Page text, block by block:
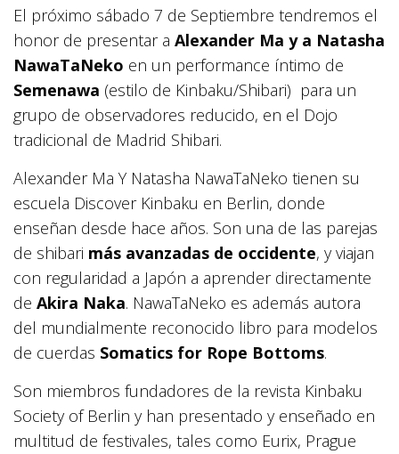
El próximo sábado 7 de Septiembre tendremos el
honor de presentar a Alexander Ma y a Natasha
NawaTaNeko en un performance íntimo de
Semenawa (estilo de Kinbaku/Shibari) para un
grupo de observadores reducido, en el Dojo
tradicional de Madrid Shibari.
Alexander Ma Y Natasha NawaTaNeko tienen su
escuela Discover Kinbaku en Berlin, donde
enseñan desde hace años. Son una de las parejas
de shibari más avanzadas de occidente, y viajan
con regularidad a Japón a aprender directamente
de Akira Naka. NawaTaNeko es además autora
del mundialmente reconocido libro para modelos
de cuerdas Somatics for Rope Bottoms.
Son miembros fundadores de la revista Kinbaku
Society of Berlin y han presentado y enseñado en
multitud de festivales, tales como Eurix, Prague